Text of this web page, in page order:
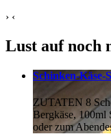
› ‹
Lust auf noch
Schinken-Käse-
ZUTATEN 8
Bergkäse, 100ml
oder zum